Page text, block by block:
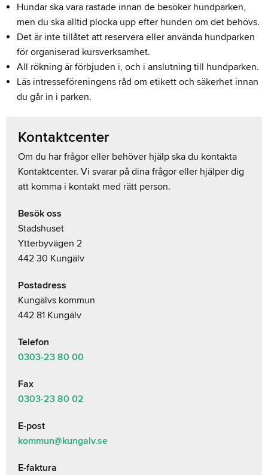
Hundar ska vara rastade innan de besöker hundparken,
men du ska alltid plocka upp efter hunden om det behövs.
Det är inte tillåtet att reservera eller använda hundparken
för organiserad kursverksamhet.
All rökning är förbjuden i, och i anslutning till hundparken.
Läs intresseföreningens råd om etikett och säkerhet innan
du går in i parken.
Kontaktcenter
Om du har frågor eller behöver hjälp ska du kontakta
Kontaktcenter. Vi svarar på dina frågor eller hjälper dig
att komma i kontakt med rätt person.
Besök oss
Stadshuset
Ytterbyvägen 2
442 30 Kungälv
Postadress
Kungälvs kommun
442 81 Kungälv
Telefon
0303-23 80 00
Fax
0303-23 80 02
E-post
kommun@kungalv.se
E-faktura